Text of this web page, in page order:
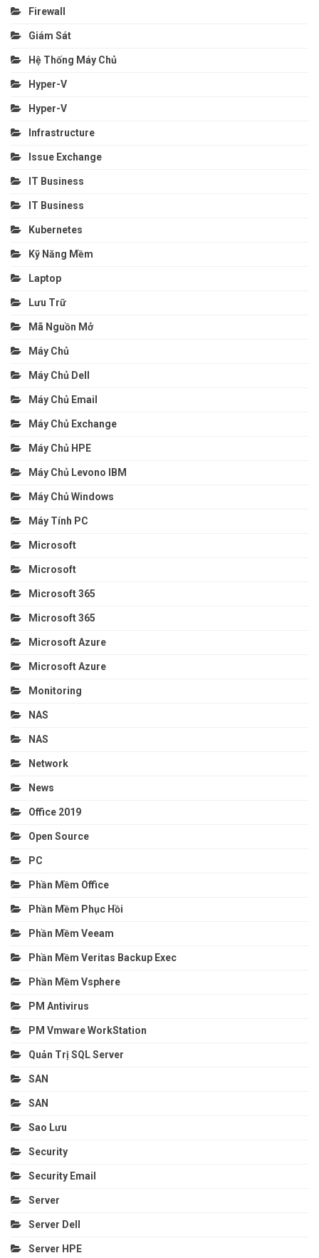
Firewall
Giám Sát
Hệ Thống Máy Chủ
Hyper-V
Hyper-V
Infrastructure
Issue Exchange
IT Business
IT Business
Kubernetes
Kỹ Năng Mềm
Laptop
Lưu Trữ
Mã Nguồn Mở
Máy Chủ
Máy Chủ Dell
Máy Chủ Email
Máy Chủ Exchange
Máy Chủ HPE
Máy Chủ Levono IBM
Máy Chủ Windows
Máy Tính PC
Microsoft
Microsoft
Microsoft 365
Microsoft 365
Microsoft Azure
Microsoft Azure
Monitoring
NAS
NAS
Network
News
Office 2019
Open Source
PC
Phần Mềm Office
Phần Mềm Phục Hồi
Phần Mềm Veeam
Phần Mềm Veritas Backup Exec
Phần Mềm Vsphere
PM Antivirus
PM Vmware WorkStation
Quản Trị SQL Server
SAN
SAN
Sao Lưu
Security
Security Email
Server
Server Dell
Server HPE